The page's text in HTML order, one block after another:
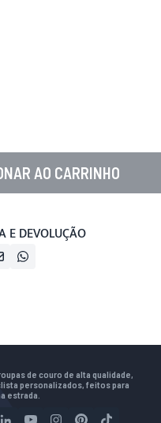
AO CARRINHO
E DEVOLUÇÃO
de couro de alta qualidade,
personalizados, feitos para
estrada.